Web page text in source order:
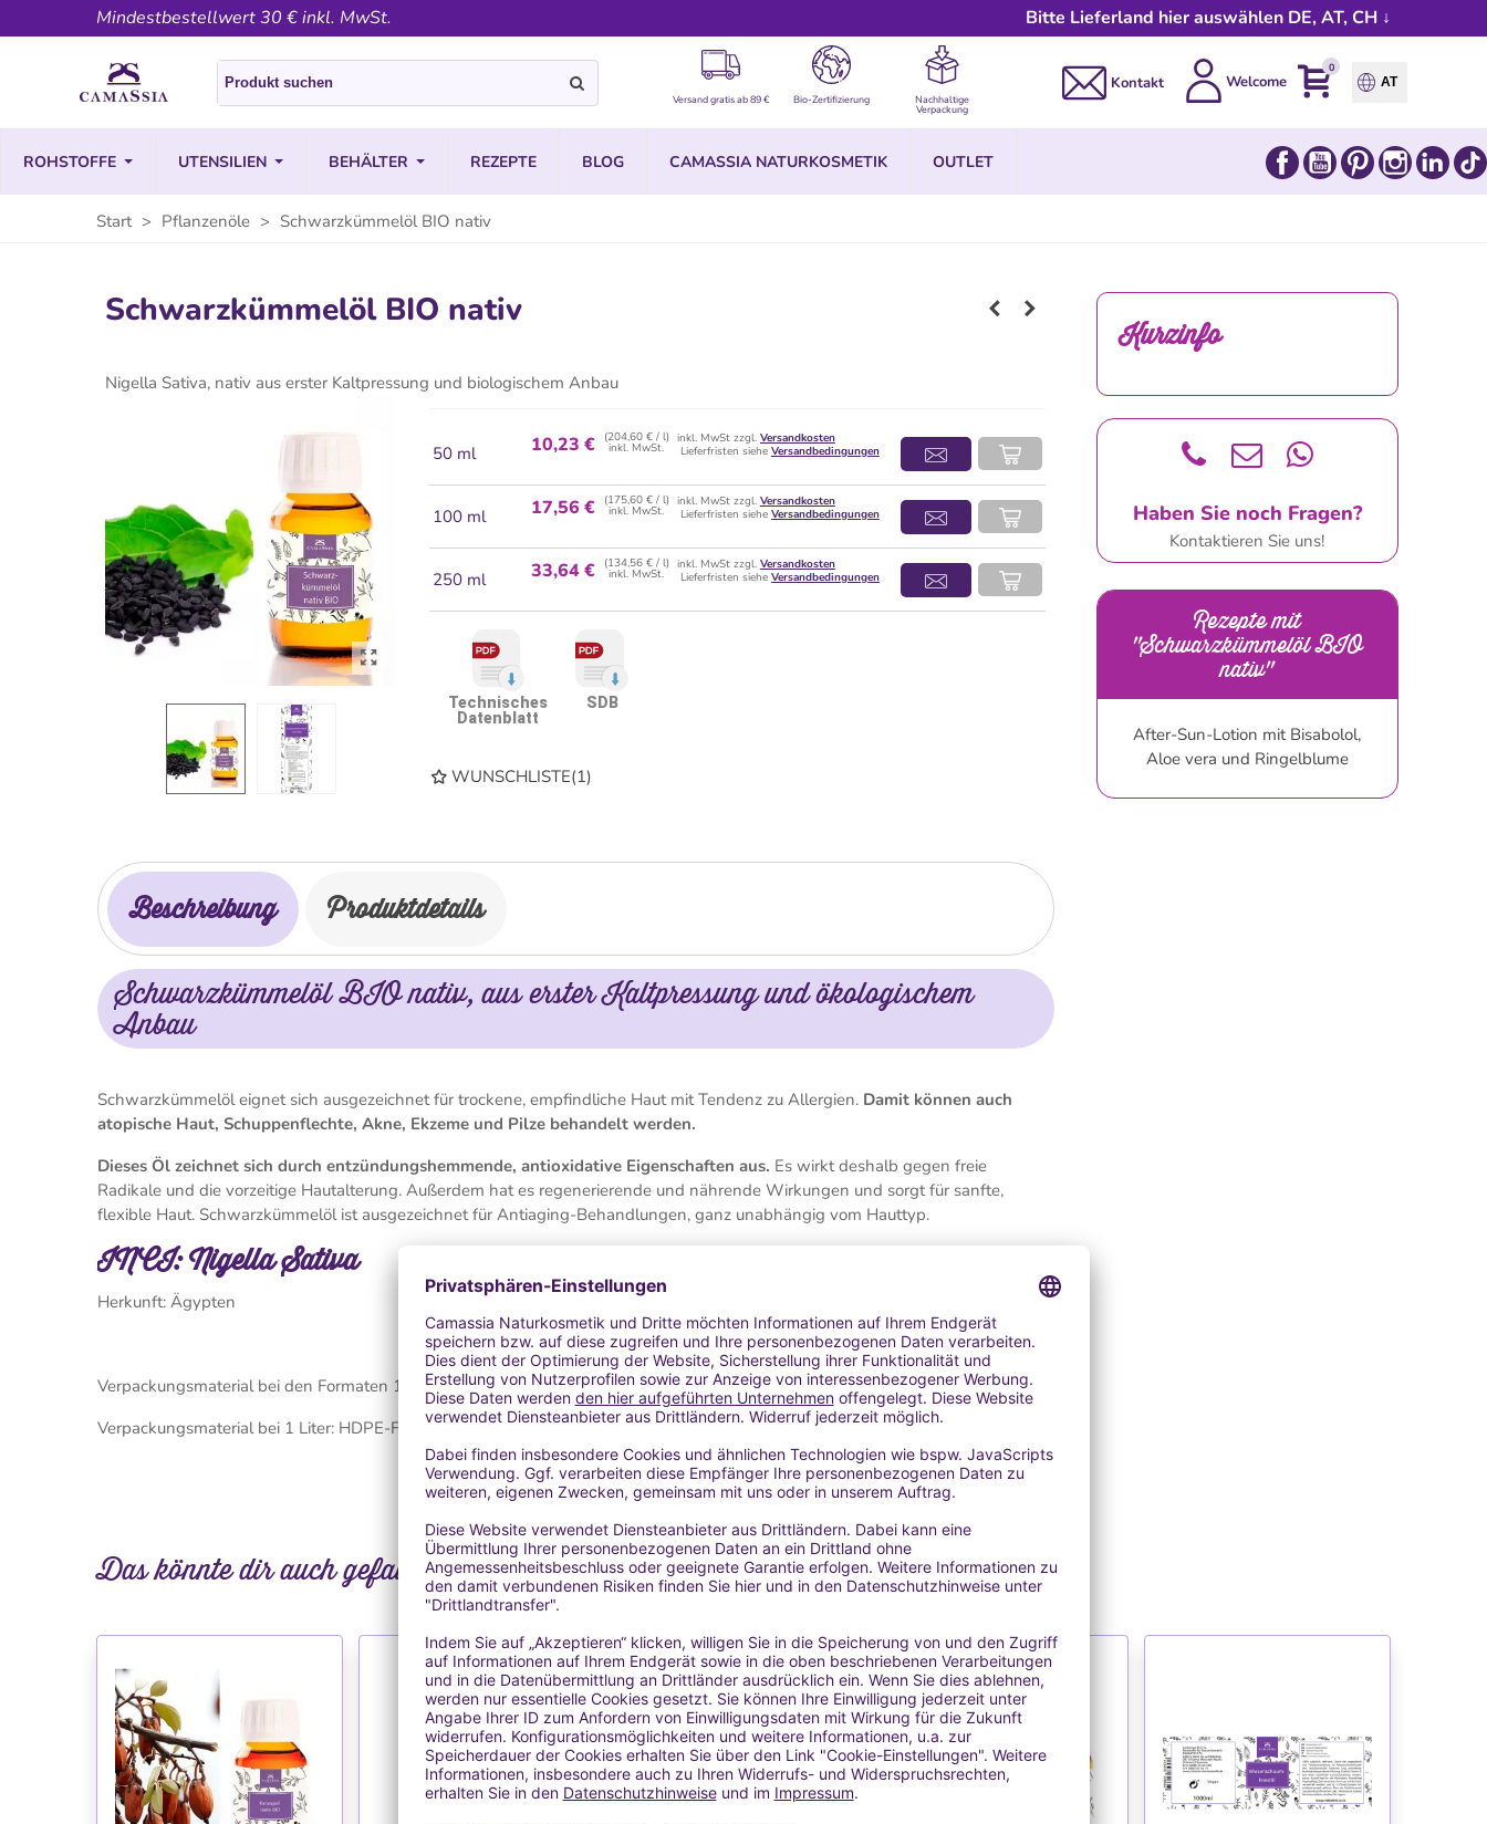
Mindestbestellwert 30 € inkl. MwSt. Bitte Lieferland hier auswählen DE, AT, CH ↓
Versand gratis ab 89 € Bio-Zertifizierung Nachhaltige
Verpackung
Kontakt Welcome
0
AT
ROHSTOFFE UTENSILIEN BEHÄLTER REZEPTE BLOG CAMASSIA NATURKOSMETIK OUTLET FacebookYouTubePinterestInstagram
Start > Pflanzenöle > Schwarzkümmelöl BIO nativ
Schwarzkümmelöl BIO nativ
Nigella Sativa, nativ aus erster Kaltpressung und biologischem Anbau
50 ml 10,23 € (204,60 € / l)
inkl. MwSt.
inkl. MwSt zzgl. Versandkosten
Lieferfristen siehe Versandbedingungen
100 ml 17,56 € (175,60 € / l)
inkl. MwSt.
inkl. MwSt zzgl. Versandkosten
Lieferfristen siehe Versandbedingungen
250 ml 33,64 € (134,56 € / l)
inkl. MwSt.
inkl. MwSt zzgl. Versandkosten
Lieferfristen siehe Versandbedingungen
Technisches
Datenblatt
SDB
WUNSCHLISTE(1)
Beschreibung Produktdetails
Schwarzkümmelöl BIO nativ, aus erster Kaltpressung und ökologischem
Anbau
Schwarzkümmelöl eignet sich ausgezeichnet für trockene, empfindliche Haut mit Tendenz zu Allergien. Damit können auch
atopische Haut, Schuppenflechte, Akne, Ekzeme und Pilze behandelt werden.
Dieses Öl zeichnet sich durch entzündungshemmende, antioxidative Eigenschaften aus. Es wirkt deshalb gegen freie
Radikale und die vorzeitige Hautalterung. Außerdem hat es regenerierende und nährende Wirkungen und sorgt für sanfte,
flexible Haut. Schwarzkümmelöl ist ausgezeichnet für Antiaging-Behandlungen, ganz unabhängig vom Hauttyp.
INCI: Nigella Sativa
Herkunft: Ägypten
Verpackungsmaterial bei den Formaten 10 ml, 50 ml, 100 ml, 250 ml: Braunglasflasche
Verpackungsmaterial bei 1 Liter: HDPE-Flasche
Kurzinfo
Haben Sie noch Fragen?
Kontaktieren Sie uns!
Rezepte mit
"Schwarzkümmelöl BIO
nativ"
After-Sun-Lotion mit Bisabolol,
Aloe vera und Ringelblume
Das könnte dir auch gefallen